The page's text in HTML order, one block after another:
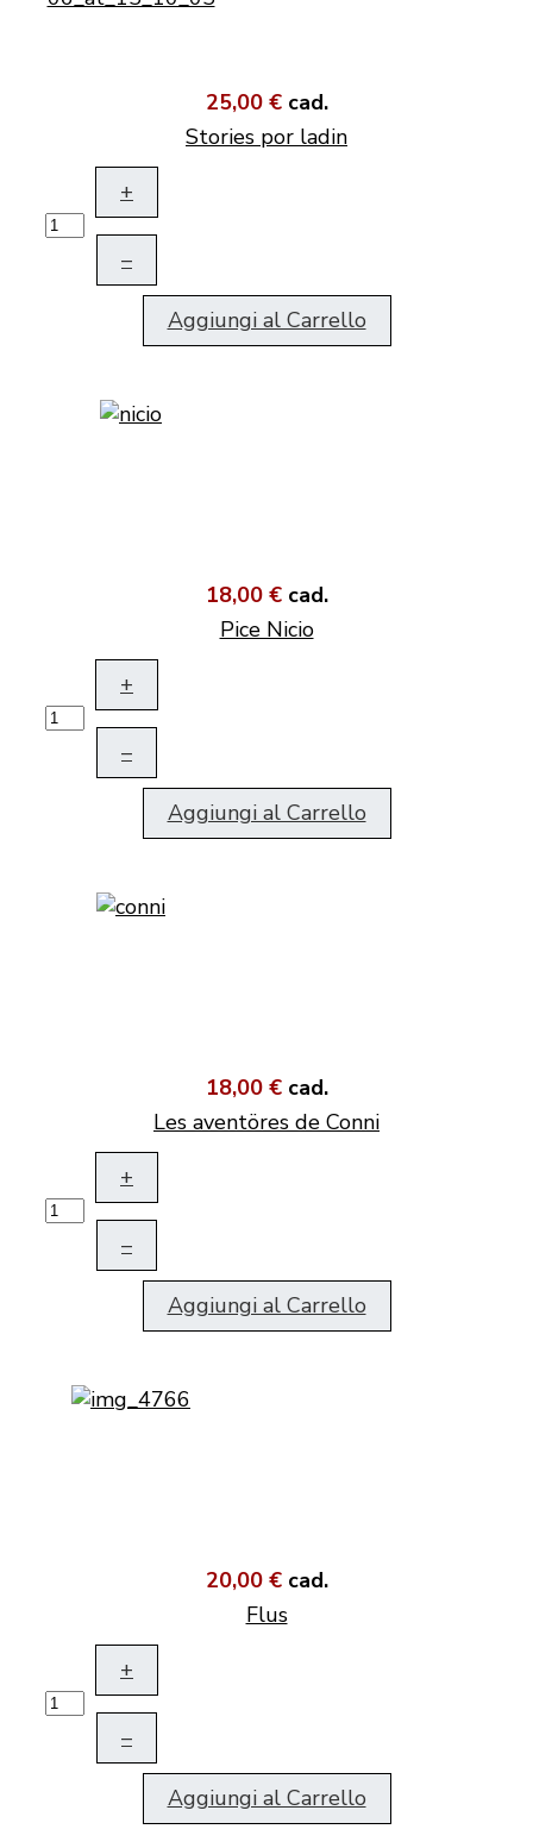
25,00 € cad.
Stories por ladin
+
–
Aggiungi al Carrello
18,00 € cad.
Pice Nicio
+
–
Aggiungi al Carrello
18,00 € cad.
Les aventöres de Conni
+
–
Aggiungi al Carrello
20,00 € cad.
Flus
+
–
Aggiungi al Carrello